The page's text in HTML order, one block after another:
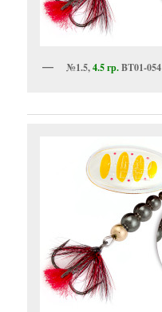
№1.5,4.5 гр.BT01-054